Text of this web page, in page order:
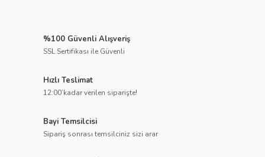
%100 Güvenli Alışveriş
SSL Sertifikası ile Güvenli
Hızlı Teslimat
12:00’kadar verilen siparişte!
Bayi Temsilcisi
Sipariş sonrası temsilciniz sizi arar